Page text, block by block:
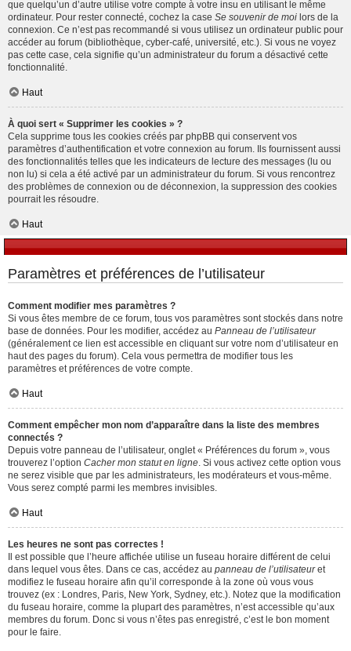
que quelqu’un d’autre utilise votre compte à votre insu en utilisant le même
ordinateur. Pour rester connecté, cochez la case Se souvenir de moi lors de la
connexion. Ce n’est pas recommandé si vous utilisez un ordinateur public pour
accéder au forum (bibliothèque, cyber-café, université, etc.). Si vous ne voyez
pas cette case, cela signifie qu’un administrateur du forum a désactivé cette
fonctionnalité.
Haut
À quoi sert « Supprimer les cookies » ?
Cela supprime tous les cookies créés par phpBB qui conservent vos
paramètres d’authentification et votre connexion au forum. Ils fournissent aussi
des fonctionnalités telles que les indicateurs de lecture des messages (lu ou
non lu) si cela a été activé par un administrateur du forum. Si vous rencontrez
des problèmes de connexion ou de déconnexion, la suppression des cookies
pourrait les résoudre.
Haut
Paramètres et préférences de l’utilisateur
Comment modifier mes paramètres ?
Si vous êtes membre de ce forum, tous vos paramètres sont stockés dans notre
base de données. Pour les modifier, accédez au Panneau de l’utilisateur
(généralement ce lien est accessible en cliquant sur votre nom d’utilisateur en
haut des pages du forum). Cela vous permettra de modifier tous les
paramètres et préférences de votre compte.
Haut
Comment empêcher mon nom d’apparaître dans la liste des membres
connectés ?
Depuis votre panneau de l’utilisateur, onglet « Préférences du forum », vous
trouverez l’option Cacher mon statut en ligne . Si vous activez cette option vous
ne serez visible que par les administrateurs, les modérateurs et vous-même.
Vous serez compté parmi les membres invisibles.
Haut
Les heures ne sont pas correctes !
Il est possible que l’heure affichée utilise un fuseau horaire différent de celui
dans lequel vous êtes. Dans ce cas, accédez au panneau de l’utilisateuret
modifiez le fuseau horaire afin qu’il corresponde à la zone où vous vous
trouvez (ex : Londres, Paris, New York, Sydney, etc.). Notez que la modification
du fuseau horaire, comme la plupart des paramètres, n’est accessible qu’aux
membres du forum. Donc si vous n’êtes pas enregistré, c’est le bon moment
pour le faire.